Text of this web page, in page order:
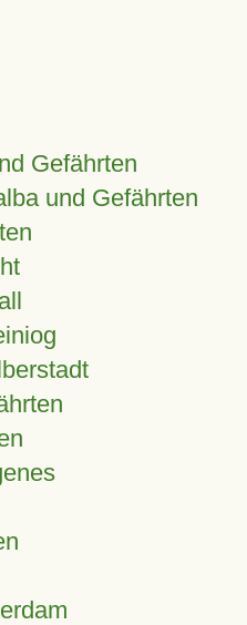
Gefährten
und Gefährten